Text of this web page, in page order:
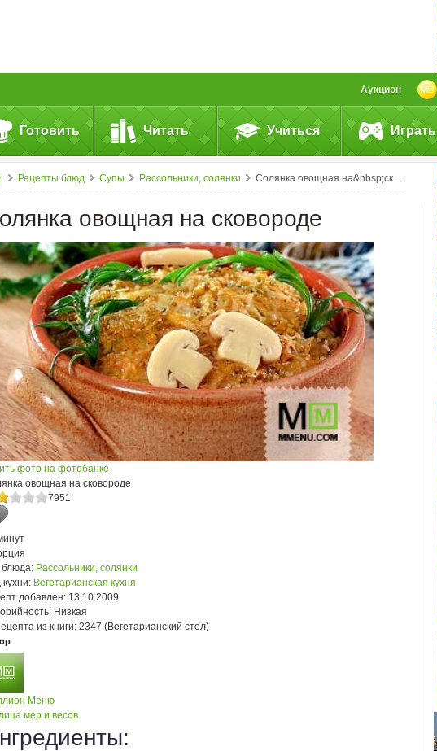
Аукцион
Готовить Читать Учиться Играть
Рецепты блюд Супы Рассольники, солянки Солянка овощная на&nbsp;сковороде
овощная на сковороде
фото на фотобанке
овощная на сковороде
7951
блюда: Рассольники, солянки
кухни: Вегетарианская кухня
добавлен: 13.10.2009
Низкая
из книги: 2347 (Вегетарианский стол)
Меню
мер и весов